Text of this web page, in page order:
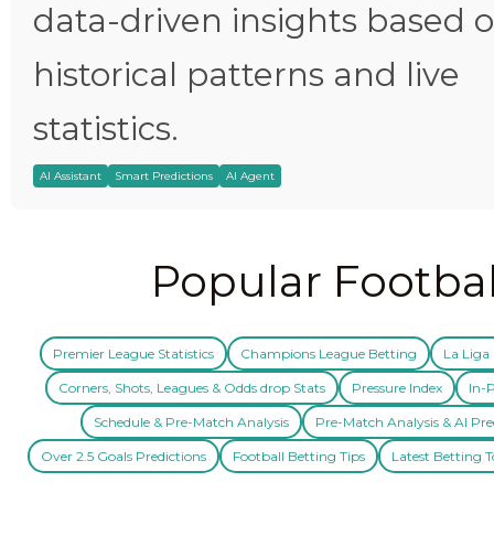
data-driven insights based
historical patterns and live
statistics.
AI Assistant Smart Predictions AI Agent
Popular
Premier League Statistics Champions League Betting La Liga
Corners, Shots, Leagues & Odds drop Stats Pressure Index In-
Schedule & Pre-Match Analysis Pre-Match Analysis & AI
Over 2.5 Goals Predictions Football Betting Tips Latest Betting